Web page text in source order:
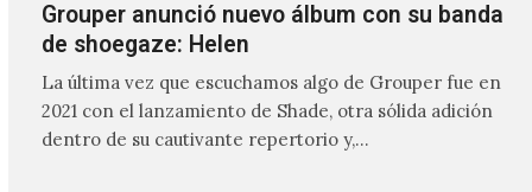
Grouper anunció nuevo álbum con su banda
de shoegaze: Helen
La última vez que escuchamos algo de Grouper fue en
2021 con el lanzamiento de Shade, otra sólida adición
dentro de su cautivante repertorio y,…